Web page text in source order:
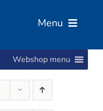
Menu
Webshop menu